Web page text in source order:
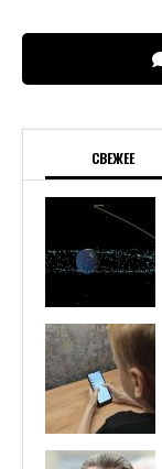
СВЕЖЕЕ